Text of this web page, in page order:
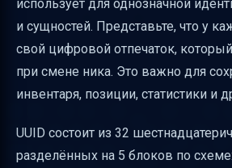
Итоговая таблица по
на пиратке
Полезные ссылки
использует для однозначной
и сущностей. Представьте, что у
свой цифровой отпечаток,
при смене ника. Это важно для
инвентаря, позиции, статистики и
UUID состоит из 32
разделённых на 5 блоков по схеме: